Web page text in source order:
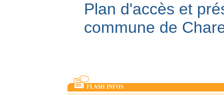
Plan d'accès et
commune de
FLASH INFOS